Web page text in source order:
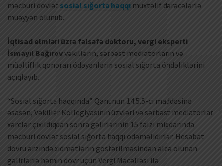
məcburi dövlət sosial sığorta haqqı müxtəlif dərəcələrlə
müəyyən olunub.
İqtisad elmləri üzrə fəlsəfə doktoru, vergi eksperti
İsmayıl Bağırovvəkillərin, sərbəst mediatorların və
müəlliflik qonorarı ödəyənlərin sosial sığorta öhdəliklərini
açıqlayıb.
“Sosial sığorta haqqında” Qanunun 14.5.5-ci maddəsinə
əsasən, Vəkillər Kollegiyasının üzvləri və sərbəst mediatorlar
xərclər çıxıldıqdan sonra gəlirlərinin 15 faizi miqdarında
məcburi dövlət sosial sığorta haqqı ödəməlidirlər. Hesabat
dövrü ərzində xidmətlərin göstərilməsindən əldə olunan
gəlirlərlə həmin dövr üçün Vergi Məcəlləsi ilə